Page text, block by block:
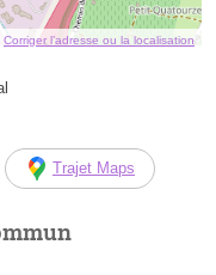
Corriger l’adresse ou la localisation
Trajet Maps